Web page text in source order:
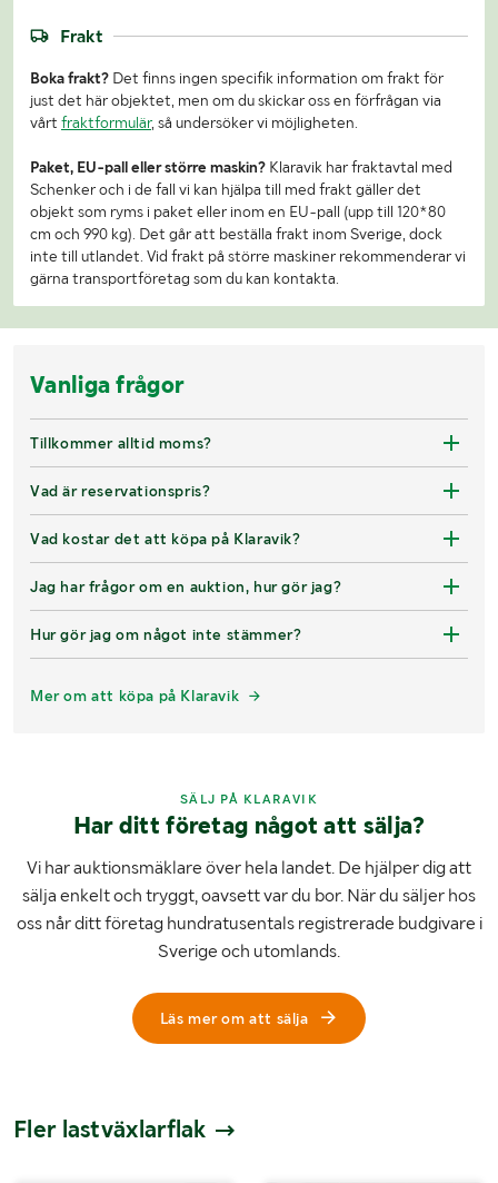
Frakt
Boka frakt? Det finns ingen specifik information om frakt för
just det här objektet, men om du skickar oss en förfrågan via
vårt fraktformulär, så undersöker vi möjligheten.
Paket, EU-pall eller större maskin? Klaravik har fraktavtal med
Schenker och i de fall vi kan hjälpa till med frakt gäller det
objekt som ryms i paket eller inom en EU-pall (upp till 120*80
cm och 990 kg). Det går att beställa frakt inom Sverige, dock
inte till utlandet. Vid frakt på större maskiner rekommenderar vi
gärna transportföretag som du kan kontakta.
Vanliga frågor
Tillkommer alltid moms?
Vad är reservationspris?
Vad kostar det att köpa på Klaravik?
Jag har frågor om en auktion, hur gör jag?
Hur gör jag om något inte stämmer?
Mer om att köpa på Klaravik
SÄLJ PÅ KLARAVIK
Har ditt företag något att sälja?
Vi har auktionsmäklare över hela landet. De hjälper dig att
sälja enkelt och tryggt, oavsett var du bor. När du säljer hos
oss når ditt företag hundratusentals registrerade budgivare i
Sverige och utomlands.
Läs mer om att sälja
Fler lastväxlarflak